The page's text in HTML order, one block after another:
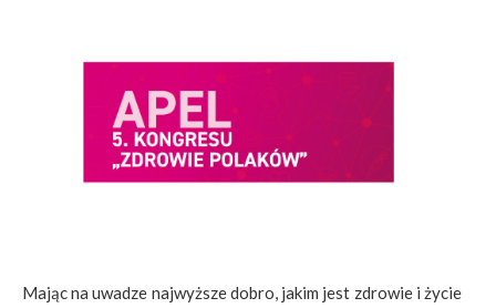
Mając na uwadze najwyższe dobro, jakim jest zdrowie i życie